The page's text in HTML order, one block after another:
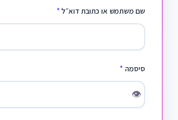
שם משתמש או כתובת דוא״ל*
סיסמה *
👁